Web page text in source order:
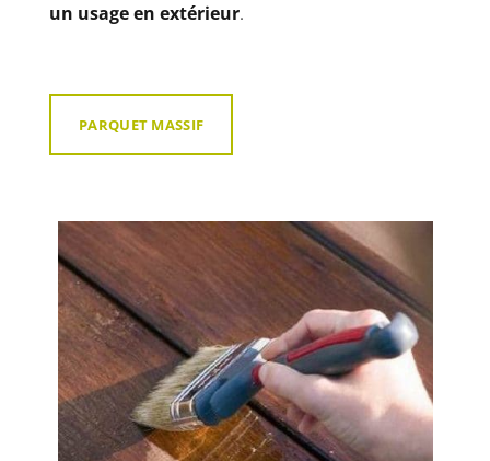
un usage en extérieur.
PARQUET MASSIF